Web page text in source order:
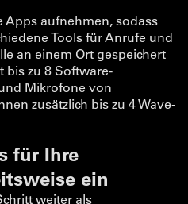
Apps aufnehmen, sodass
Tools für Anrufe und
an einem Ort gespeichert
bis zu 8 Software-
Mikrofone von
zusätzlich bis zu 4 Wave-
für Ihre
ein
weiter als